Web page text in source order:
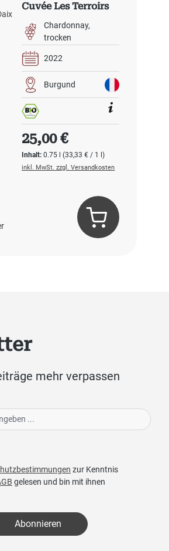
Cuvée Les Terroirs
de Daix 2022 BIO
Chardonnay
trocken
2022
Burgund
Inhalt:0.75 l(33,33 € / 1 l)
Regulärer Preis:
25,00 €
inkl. MwSt. zzgl. Versandkosten
mehr verpassen
zur Kenntnis
gelesen und bin mit ihnen
Abonnieren